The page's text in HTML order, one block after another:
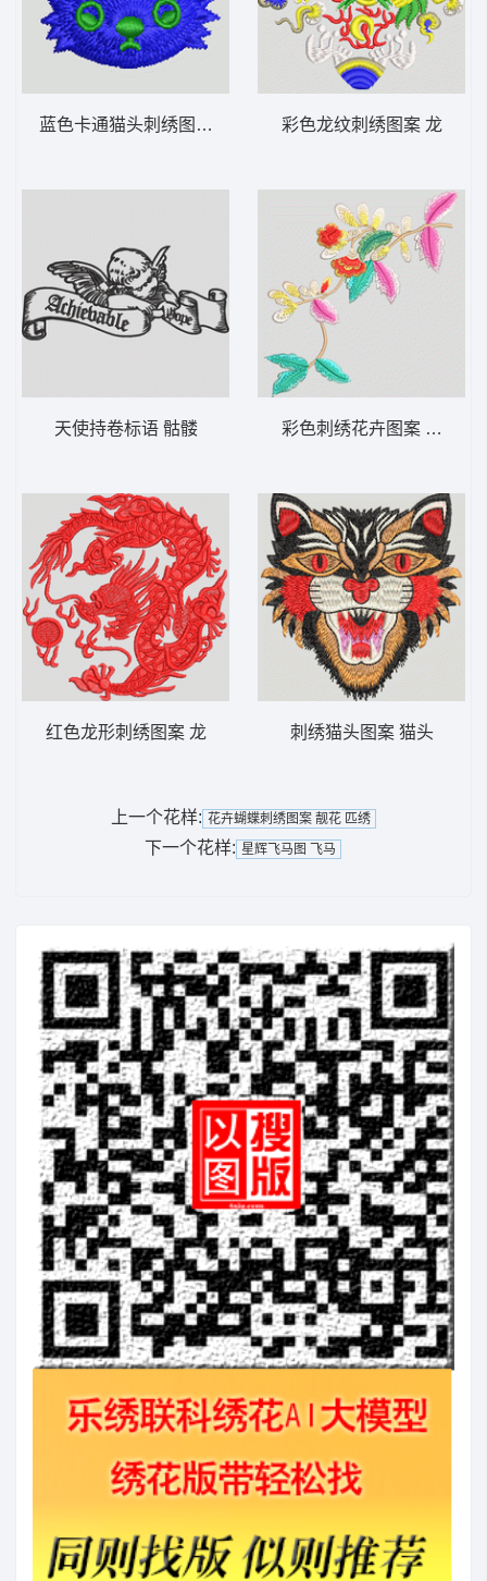
蓝色卡通猫头刺绣图案 狐狸
天使持卷标语 骷髅
红色龙形刺绣图案 龙
彩色龙纹刺绣图案 龙
彩色刺绣花卉图案 汉服
刺绣猫头图案 猫头
上一个花样: 花卉蝴蝶刺绣图案 靓花 匹绣
下一个花样: 星辉飞马图 飞马